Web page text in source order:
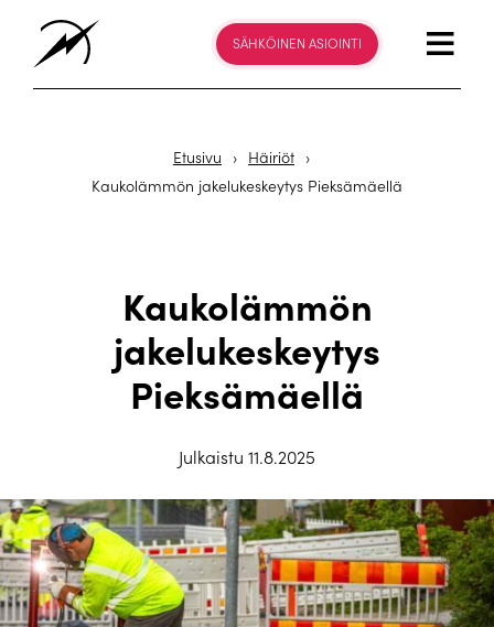
SÄHKÖINEN ASIOINTI
Etusivu › Häiriöt ›
Kaukolämmön jakelukeskeytys Pieksämäellä
Kaukolämmön
jakelukeskeytys
Pieksämäellä
Julkaistu 11.8.2025